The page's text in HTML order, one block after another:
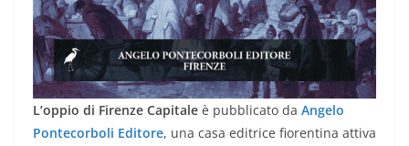
L’oppio di Firenze Capitale è pubblicato da Angelo
Pontecorboli Editore, una casa editrice fiorentina attiva